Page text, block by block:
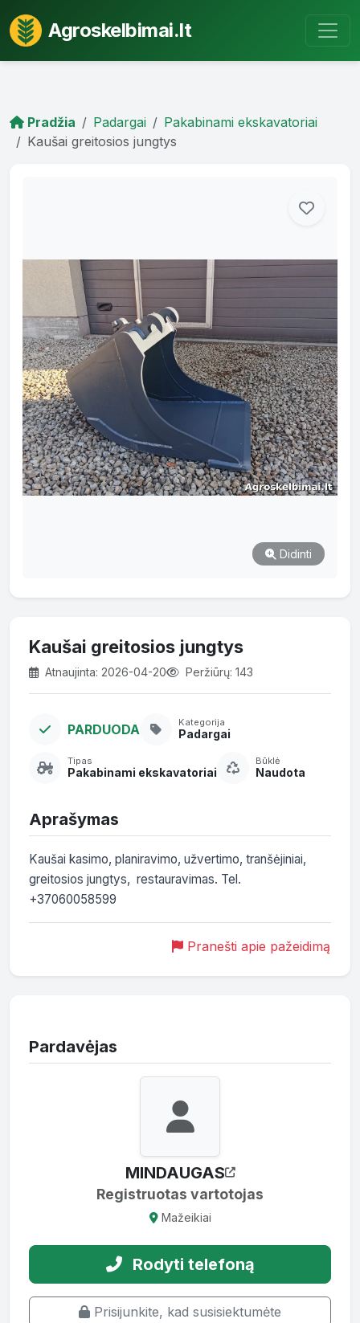
Agroskelbimai.lt
Pradžia Padargai
Pakabinami ekskavatoriai
Kaušai greitosios jungtys
Didinti
Kaušai greitosios jungtys
Atnaujinta: 2026-04-20 Peržiūrų: 143
PARDUODA Kategorija
Padargai
Tipas
Pakabinami ekskavatoriai
Būklė
Naudota
Aprašymas
Kaušai kasimo, planiravimo, užvertimo, tranšėjiniai,
greitosios jungtys,  restauravimas. Tel.
+37060058599
Pranešti apie pažeidimą
Pardavėjas
MINDAUGAS
Registruotas vartotojas
Mažeikiai
Rodyti telefoną
Prisijunkite, kad susisiektumėte